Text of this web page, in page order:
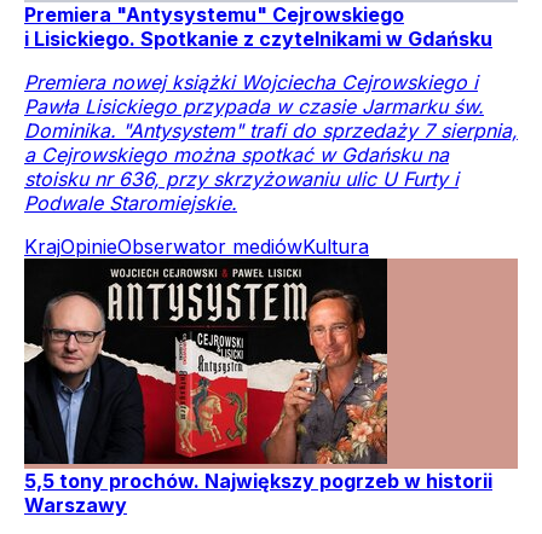
Premiera "Antysystemu" Cejrowskiego
i Lisickiego. Spotkanie z czytelnikami w Gdańsku
Premiera nowej książki Wojciecha Cejrowskiego i
Pawła Lisickiego przypada w czasie Jarmarku św.
Dominika. "Antysystem" trafi do sprzedaży 7 sierpnia,
a Cejrowskiego można spotkać w Gdańsku na
stoisku nr 636, przy skrzyżowaniu ulic U Furty i
Podwale Staromiejskie.
KrajOpinieObserwator mediówKultura
5,5 tony prochów. Największy pogrzeb w historii
Warszawy